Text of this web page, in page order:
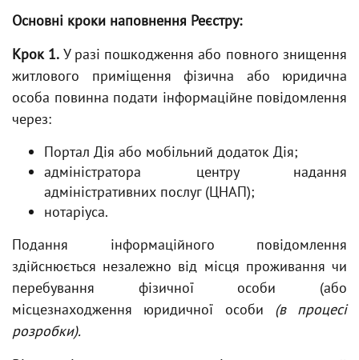
Основні кроки наповнення Реєстру:
Крок 1. У разі пошкодження або повного знищення
житлового приміщення фізична або юридична
особа повинна подати інформаційне повідомлення
через:
Портал Дія або мобільний додаток Дія;
адміністратора центру надання
адміністративних послуг (ЦНАП);
нотаріуса.
Подання інформаційного повідомлення
здійснюється незалежно від місця проживання чи
перебування фізичної особи (або
місцезнаходження юридичної особи (в процесі
розробки).